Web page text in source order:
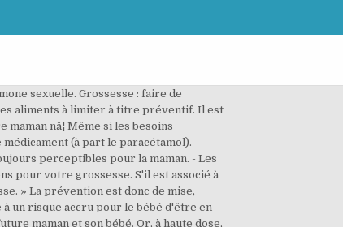
se déroule au mieux, il est prudent dâéviter certains produits Certains types dâexercices sont à éviter comme la corde à sauter, ou les abdominaux sur le dos. - Tous les laitages (oui, fromages compris !) Ultra-concentrées et puissantes elles pénètrent rapidement et profondément l’organisme et peuvent affecter le bon développement du bébé. Elle est habituellement bénigne, sauf chez la femme enceinte non immunisée chez qui le parasite peut passer la barrière placentaire et infecter le fœtus avec de graves conséquences. Malgré la récente polémique concernant la consommation modérée d’alcool pendant la grossesse, les pouvoirs publics français continuent de prôner la consommation Zéro d’alcool pendant la grossesse et l’éventuel allaitement. Le poisson est un aliment très intéressant sur â¦ Câest une bonne idée de renforcer votre tronc pour aider à soutenir votre â¦ Cette vieille idée reçue est en fait un très mauvais conseil. Bon pour le moral, pour la santé et pour s’aider à se préparer pour le Jour J, le sport doit s’inscrire dans la routine des femmes enceintes. Aliments interdits grossesse : ce quâil faut éviter. charte HONcode. Ce site respecte les AFSSA (actuellement ANSES), Toxoplasmose : état des connaissances et évaluation du risque lieÌ aÌ€ l’alimentation Rapport du groupe de travail « Toxoplasma gondii », décembre 2005, 328 p., (en ligne) https://www.anses.fr (page consultée le 13/05/2016), 2. 7ème mois de grossesse : le développement du bébé. Une bactérie qui peut engendrer une infection in utero et mener à un empoisonnement du sang et peut mettre en danger la vie du bébé. Un simple test à la toxoplasmose confirmera ou non si l’on est immunisée contre cette maladie parasitaire fréquente chez les chats, même domestiques, et qui peut se transmettre à l’Homme. Toutefois, la marche, la natation ou les squats peuvent être bénéfiques pour votre santé physique lors dâune grossesse. - éviter les fruits de mer, crustacés - ne pas forcer sur la caféine (pas plus de 3tasses par jour) - les fromages, éviter les bleus, et enlever la croûte des fromages. Suivez Gentside en temps réel sur Facebo